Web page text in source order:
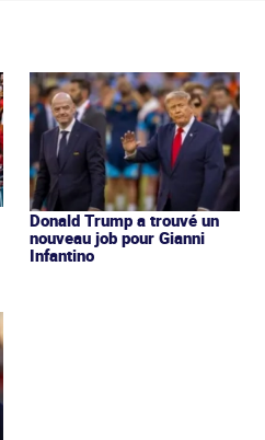
Donald Trump a trouvé un
nouveau job pour Gianni
Infantino